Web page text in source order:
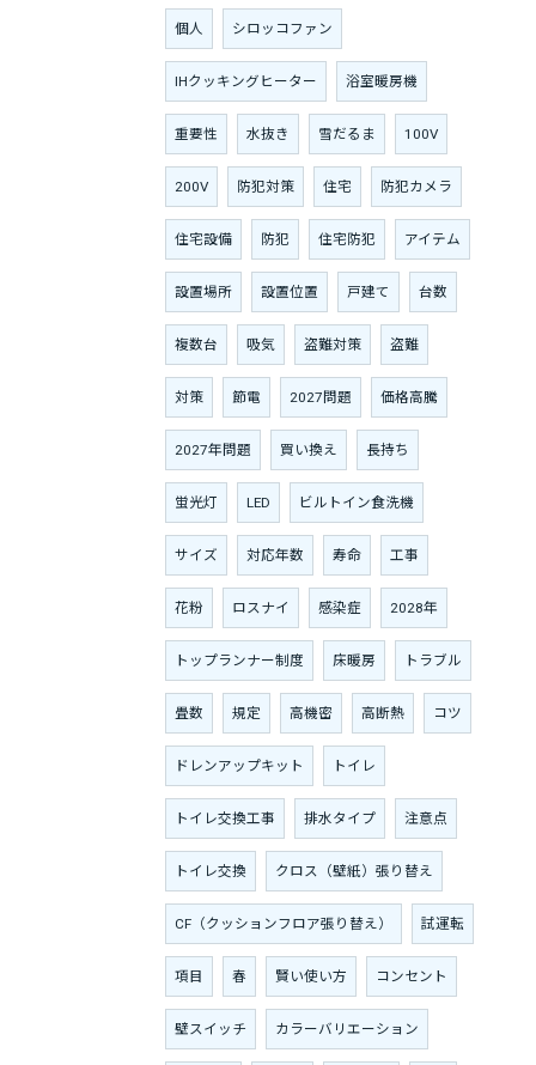
個人 シロッコファン
IHクッキングヒーター 浴室暖房機
重要性 水抜き 雪だるま 100V
200V 防犯対策 住宅 防犯カメラ
住宅設備 防犯 住宅防犯 アイテム
設置場所 設置位置 戸建て 台数
複数台 吸気 盗難対策 盗難
対策 節電 2027問題 価格高騰
2027年問題 買い換え 長持ち
蛍光灯 LED ビルトイン食洗機
サイズ 対応年数 寿命 工事
花粉 ロスナイ 感染症 2028年
トップランナー制度 床暖房 トラブル
畳数 規定 高機密 高断熱 コツ
ドレンアップキット トイレ
トイレ交換工事 排水タイプ 注意点
トイレ交換 クロス（壁紙）張り替え
CF（クッションフロア張り替え） 試運転
項目 春 賢い使い方 コンセント
壁スイッチ カラーバリエーション